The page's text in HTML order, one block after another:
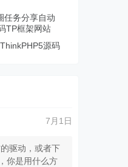
任务分享自动
TP框架网站
ThinkPHP5源码
7月1日
驱动，或者下
你是用什么方